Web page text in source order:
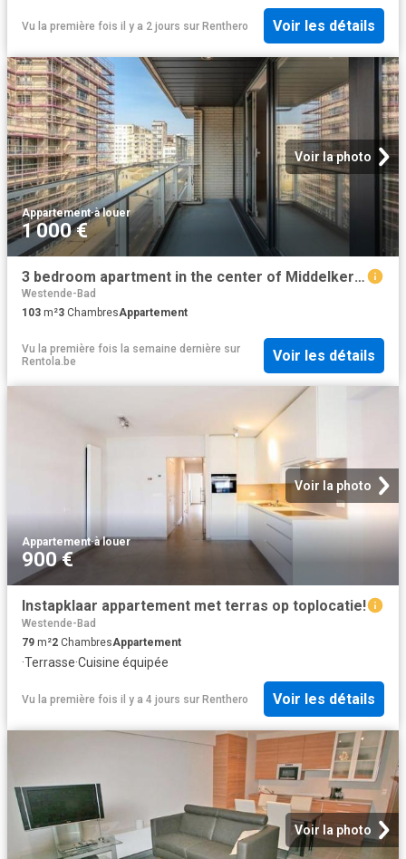
Vu la première fois il y a 2 jours sur Renthero Voir les détails
Voir la photo
Appartement·à louer
1 000 €
3 bedroom apartment in the center of Middelkerke
Westende-Bad
103 m²3 ChambresAppartement
Vu la première fois la semaine dernière sur
Rentola.be
Voir les détails
Voir la photo
Appartement·à louer
900 €
Instapklaar appartement met terras op toplocatie!
Westende-Bad
79 m²2 ChambresAppartement
·Terrasse·Cuisine équipée
Vu la première fois il y a 4 jours sur Renthero Voir les détails
Voir la photo